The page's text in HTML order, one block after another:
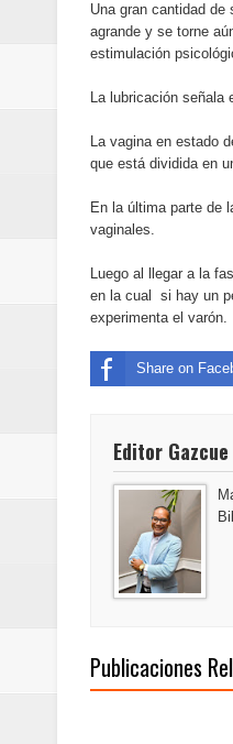
Una gran cantidad
agrande y se torne
estimulación
La lubricación señala
La vagina en estado
que está dividida en
En la última parte de
vaginales.
Luego al llegar a la
en la cual si hay un
experimenta el varón.
Share on
Editor
Publicaciones